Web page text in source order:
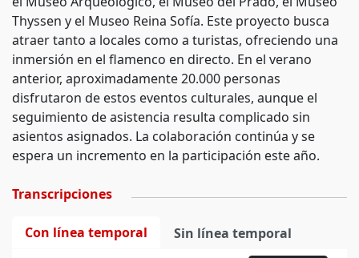
Thyssen y el Museo Reina Sofía. Este proyecto busca
atraer tanto a locales como a turistas, ofreciendo una
inmersión en el flamenco en directo. En el verano
anterior, aproximadamente 20.000 personas
disfrutaron de estos eventos culturales, aunque el
seguimiento de asistencia resulta complicado sin
asientos asignados. La colaboración continúa y se
espera un incremento en la participación este año.
Transcripciones
Con línea temporal Sin línea temporal